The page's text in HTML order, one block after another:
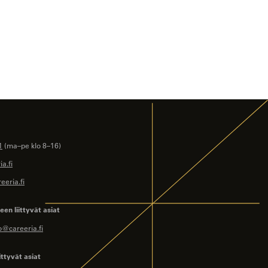
(ma–pe klo 8–16)
liittyvät asiat
asiat